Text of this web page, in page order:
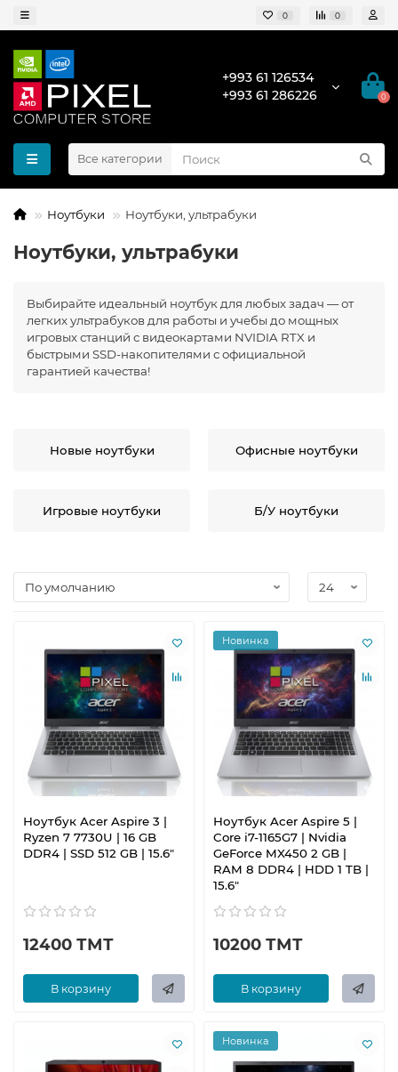
0 0
+993 61 126534
+993 61 286226
0
Все категории
Ноутбуки Ноутбуки, ультрабуки
Ноутбуки, ультрабуки
Выбирайте идеальный ноутбук для любых задач — от
легких ультрабуков для работы и учебы до мощных
игровых станций с видеокартами NVIDIA RTX и
быстрыми SSD-накопителями с официальной
гарантией качества!
Новые ноутбуки Офисные ноутбуки
Игровые ноутбуки Б/У ноутбуки
Ноутбук Acer Aspire 3 |
Ryzen 7 7730U | 16 GB
DDR4 | SSD 512 GB | 15.6"
12400 ТМТ
В корзину
Новинка
Ноутбук Acer Aspire 5 |
Core i7-1165G7 | Nvidia
GeForce MX450 2 GB |
RAM 8 DDR4 | HDD 1 TB |
15.6"
10200 ТМТ
В корзину
Новинка